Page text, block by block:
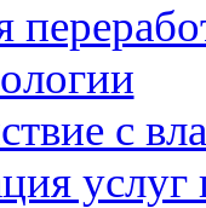
с
услуг